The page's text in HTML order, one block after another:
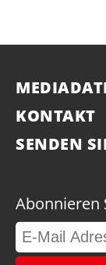
KONTAKT
SENDEN
Abonnieren